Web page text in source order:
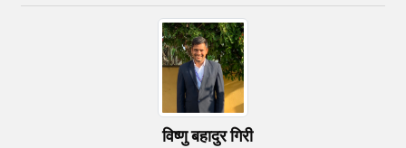
विष्णु बहादुर गिरी